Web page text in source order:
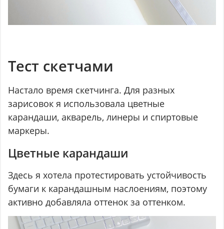
Тест скетчами
Настало время скетчинга. Для разных
зарисовок я использовала цветные
карандаши, акварель, линеры и спиртовые
маркеры.
Цветные карандаши
Здесь я хотела протестировать устойчивость
бумаги к карандашным наслоениям, поэтому
активно добавляла оттенок за оттенком.